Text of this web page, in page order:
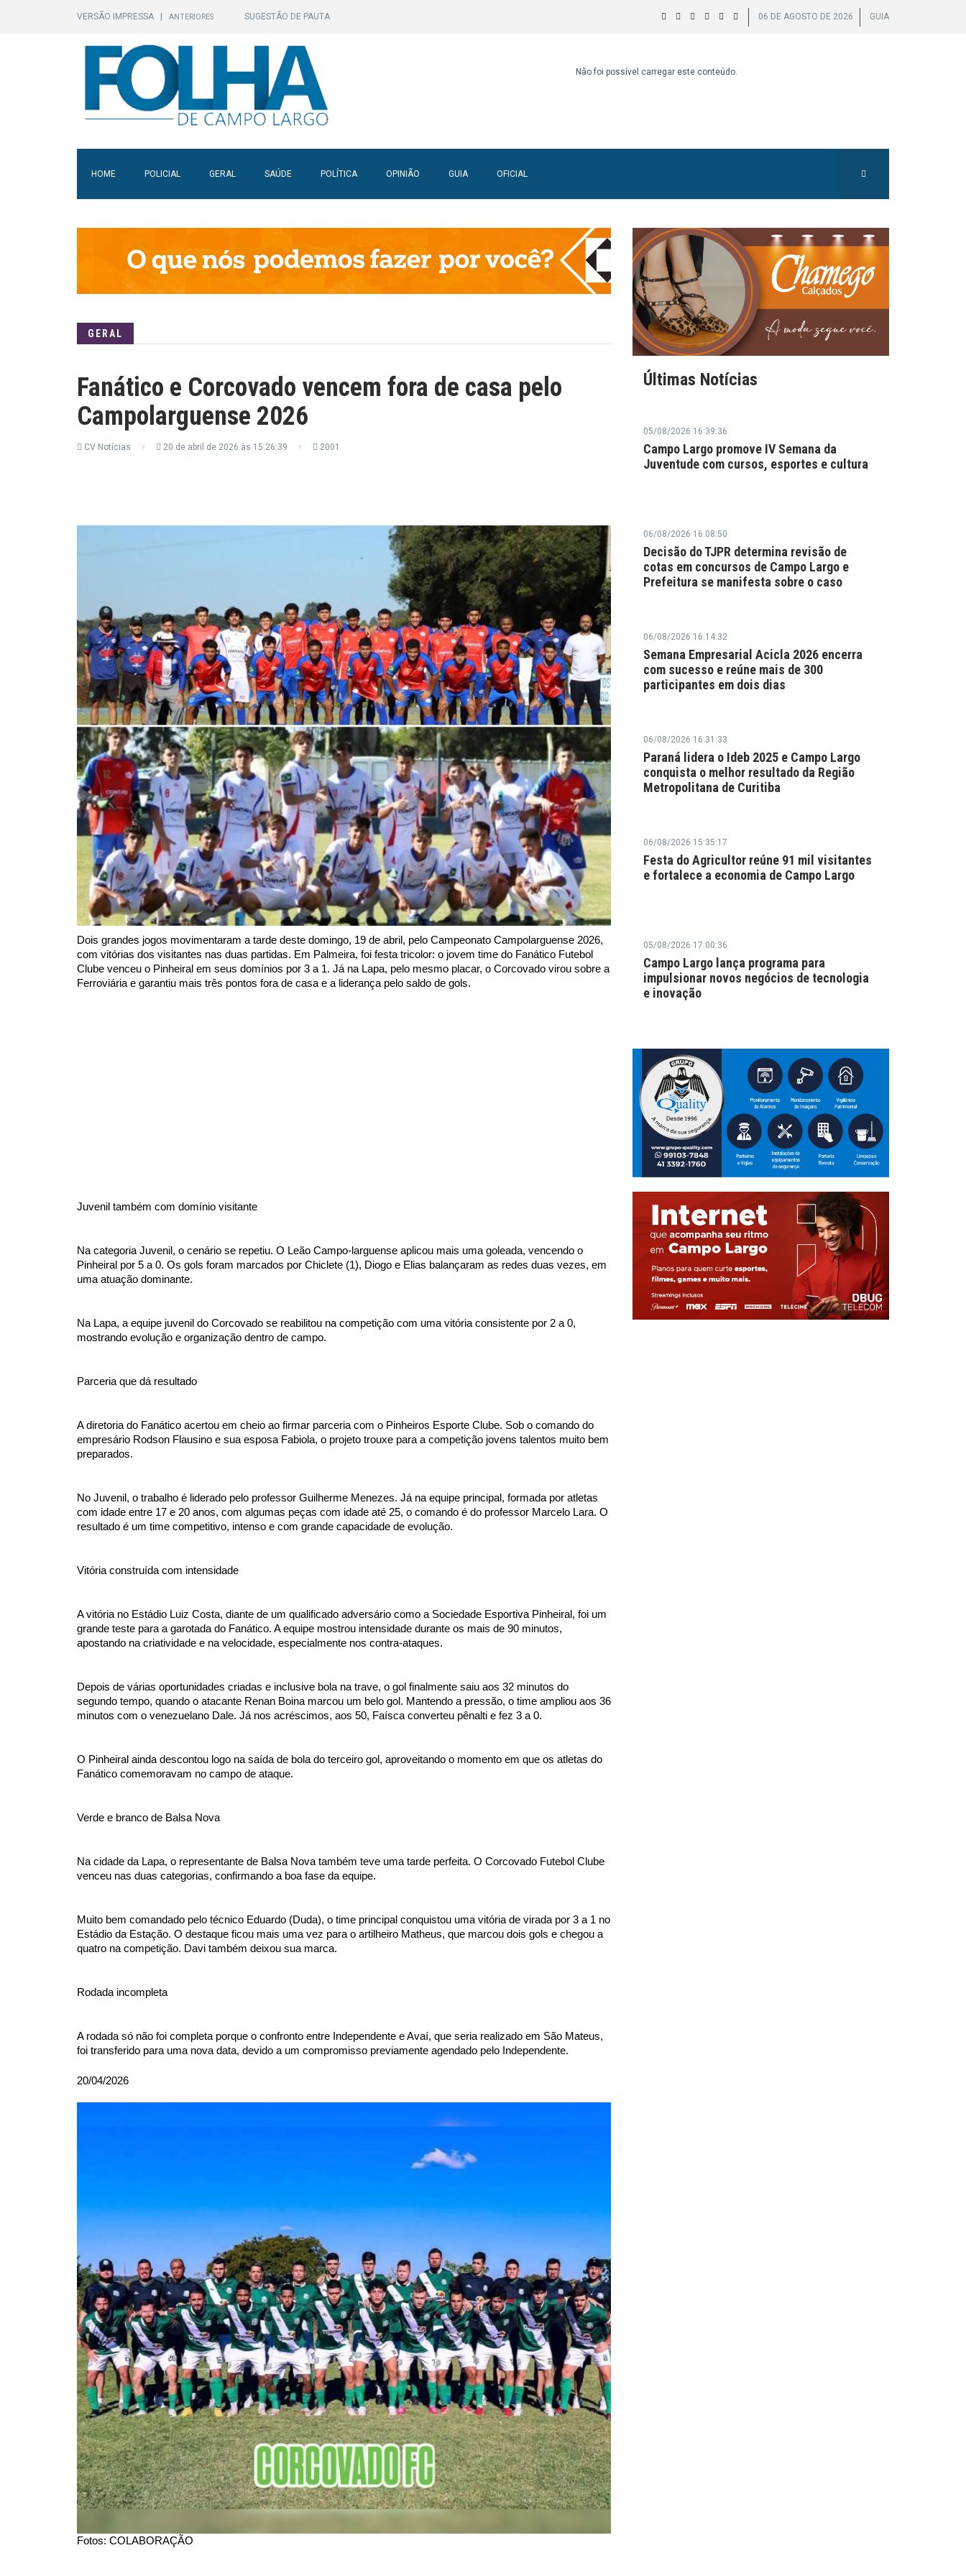
VERSÃO IMPRESSA ANTERIORES SUGESTÃO DE PAUTA 06 DE AGOSTO DE 2026 GUIA
Não foi possível carregar este conteúdo.
HOME POLICIAL GERAL SAÚDE POLÍTICA OPINIÃO GUIA OFICIAL
GERAL
Fanático e Corcovado vencem fora de casa pelo
Campolarguense 2026
CV Notícias 20 de abril de 2026 às 15:26:39 2001
Dois grandes jogos movimentaram a tarde deste domingo, 19 de abril, pelo Campeonato Campolarguense 2026,
com vitórias dos visitantes nas duas partidas. Em Palmeira, foi festa tricolor: o jovem time do Fanático Futebol
Clube venceu o Pinheiral em seus domínios por 3 a 1. Já na Lapa, pelo mesmo placar, o Corcovado virou sobre a
Ferroviária e garantiu mais três pontos fora de casa e a liderança pelo saldo de gols.
Juvenil também com domínio visitante
Na categoria Juvenil, o cenário se repetiu. O Leão Campo-larguense aplicou mais uma goleada, vencendo o
Pinheiral por 5 a 0. Os gols foram marcados por Chiclete (1), Diogo e Elias balançaram as redes duas vezes, em
uma atuação dominante.
Na Lapa, a equipe juvenil do Corcovado se reabilitou na competição com uma vitória consistente por 2 a 0,
mostrando evolução e organização dentro de campo.
Parceria que dá resultado
A diretoria do Fanático acertou em cheio ao firmar parceria com o Pinheiros Esporte Clube. Sob o comando do
empresário Rodson Flausino e sua esposa Fabiola, o projeto trouxe para a competição jovens talentos muito bem
preparados.
No Juvenil, o trabalho é liderado pelo professor Guilherme Menezes. Já na equipe principal, formada por atletas
com idade entre 17 e 20 anos, com algumas peças com idade até 25, o comando é do professor Marcelo Lara. O
resultado é um time competitivo, intenso e com grande capacidade de evolução.
Vitória construída com intensidade
A vitória no Estádio Luiz Costa, diante de um qualificado adversário como a Sociedade Esportiva Pinheiral, foi um
grande teste para a garotada do Fanático. A equipe mostrou intensidade durante os mais de 90 minutos,
apostando na criatividade e na velocidade, especialmente nos contra-ataques.
Depois de várias oportunidades criadas e inclusive bola na trave, o gol finalmente saiu aos 32 minutos do
segundo tempo, quando o atacante Renan Boina marcou um belo gol. Mantendo a pressão, o time ampliou aos 36
minutos com o venezuelano Dale. Já nos acréscimos, aos 50, Faísca converteu pênalti e fez 3 a 0.
O Pinheiral ainda descontou logo na saída de bola do terceiro gol, aproveitando o momento em que os atletas do
Fanático comemoravam no campo de ataque.
Verde e branco de Balsa Nova
Na cidade da Lapa, o representante de Balsa Nova também teve uma tarde perfeita. O Corcovado Futebol Clube
venceu nas duas categorias, confirmando a boa fase da equipe.
Muito bem comandado pelo técnico Eduardo (Duda), o time principal conquistou uma vitória de virada por 3 a 1 no
Estádio da Estação. O destaque ficou mais uma vez para o artilheiro Matheus, que marcou dois gols e chegou a
quatro na competição. Davi também deixou sua marca.
Rodada incompleta
A rodada só não foi completa porque o confronto entre Independente e Avaí, que seria realizado em São Mateus,
foi transferido para uma nova data, devido a um compromisso previamente agendado pelo Independente.
20/04/2026
Fotos: COLABORAÇÃO
Últimas Notícias
05/08/2026 16:39:36
Campo Largo promove IV Semana da
Juventude com cursos, esportes e cultura
06/08/2026 16:08:50
Decisão do TJPR determina revisão de
cotas em concursos de Campo Largo e
Prefeitura se manifesta sobre o caso
06/08/2026 16:14:32
Semana Empresarial Acicla 2026 encerra
com sucesso e reúne mais de 300
participantes em dois dias
06/08/2026 16:31:33
Paraná lidera o Ideb 2025 e Campo Largo
conquista o melhor resultado da Região
Metropolitana de Curitiba
06/08/2026 15:35:17
Festa do Agricultor reúne 91 mil visitantes
e fortalece a economia de Campo Largo
05/08/2026 17:00:36
Campo Largo lança programa para
impulsionar novos negócios de tecnologia
e inovação